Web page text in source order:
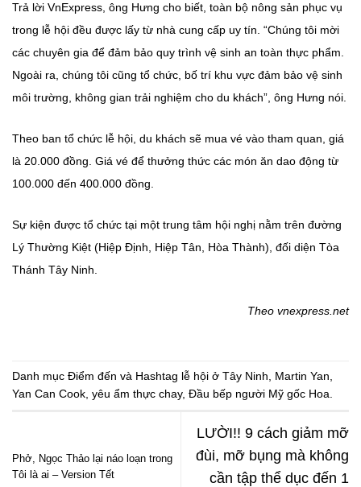
Trả lời VnExpress, ông Hưng cho biết, toàn bộ nông sản phục vụ
trong lễ hội đều được lấy từ nhà cung cấp uy tín. “Chúng tôi mời
các chuyên gia để đảm bảo quy trình vệ sinh an toàn thực phẩm.
Ngoài ra, chúng tôi cũng tổ chức, bố trí khu vực đảm bảo vệ sinh
môi trường, không gian trải nghiệm cho du khách”, ông Hưng nói.
Theo ban tổ chức lễ hội, du khách sẽ mua vé vào tham quan, giá
là 20.000 đồng. Giá vé để thưởng thức các món ăn dao động từ
100.000 đến 400.000 đồng.
Sự kiện được tổ chức tại một trung tâm hội nghị nằm trên đường
Lý Thường Kiệt (Hiệp Định, Hiệp Tân, Hòa Thành), đối diện Tòa
Thánh Tây Ninh.
Theo vnexpress.net
Danh mục Điểm đến và Hashtag lễ hội ở Tây Ninh, Martin Yan,
Yan Can Cook, yêu ẩm thực chay, Đầu bếp người Mỹ gốc Hoa.
Phở, Ngọc Thảo lại náo loạn trong
Tôi là ai – Version Tết
LƯỜI!! 9 cách giảm mỡ
đùi, mỡ bụng mà không
cần tập thể dục đến 1